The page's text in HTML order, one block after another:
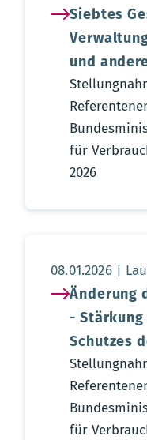
Siebtes
und
für
2026
08.01.2026
Änderung
-
Schutzes
für